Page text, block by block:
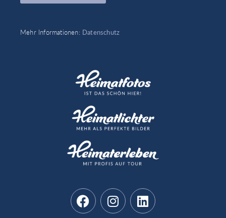
Mehr Informationen: Datenschutz